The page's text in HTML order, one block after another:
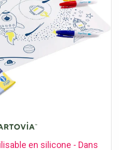
en silicone - Dans